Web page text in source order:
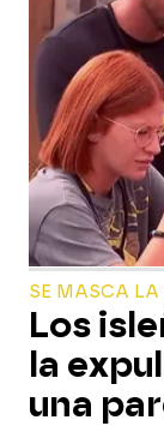
SE MASCA LA
Los
la
una